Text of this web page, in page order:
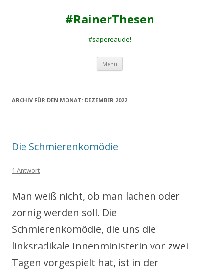
#RainerThesen
#sapereaude!
Menü Zum
springen
ARCHIV FÜR DEN MONAT: DEZEMBER 2022
Die Schmierenkomödie
1 Antwort
Man weiß nicht, ob man lachen oder
zornig werden soll. Die
Schmierenkomödie, die uns die
linksradikale Innenministerin vor zwei
Tagen vorgespielt hat, ist in der